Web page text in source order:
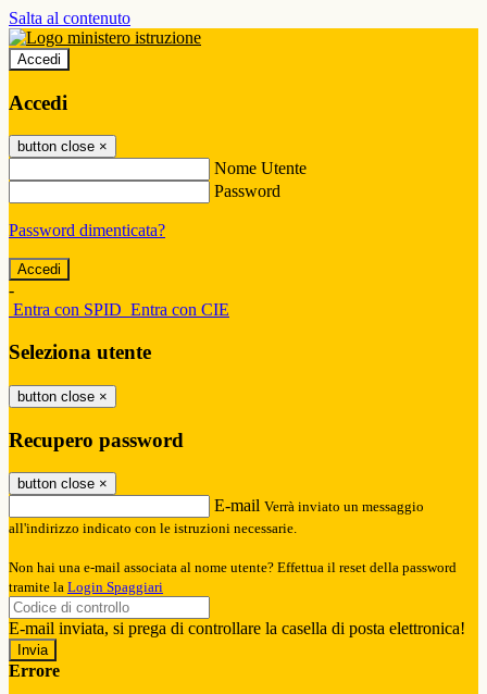
Salta al contenuto
Accedi
Accedi
button close ×
Nome Utente
Password
Password dimenticata?
-
Entra con SPID Entra con CIE
Seleziona utente
button close ×
Recupero password
button close ×
E-mail Verrà inviato un messaggio
all'indirizzo indicato con le istruzioni necessarie.
Non hai una e-mail associata al nome utente? Effettua il reset della password
tramite la Login Spaggiari
E-mail inviata, si prega di controllare la casella di posta elettronica!
Errore